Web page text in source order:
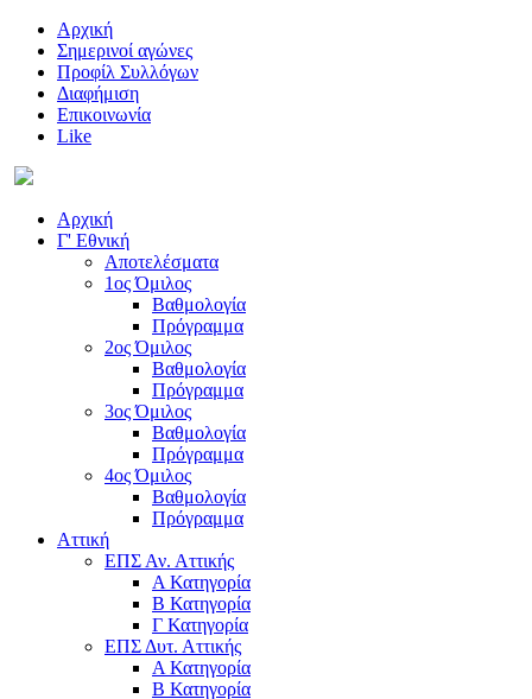
Αρχική
Σημερινοί αγώνες
Προφίλ Συλλόγων
Διαφήμιση
Επικοινωνία
Like
Αρχική
Γ' Εθνική
Αποτελέσματα
1ος Όμιλος
Βαθμολογία
Πρόγραμμα
2ος Όμιλος
Βαθμολογία
Πρόγραμμα
3ος Όμιλος
Βαθμολογία
Πρόγραμμα
4ος Όμιλος
Βαθμολογία
Πρόγραμμα
Αττική
ΕΠΣ Αν. Αττικής
Α Κατηγορία
Β Κατηγορία
Γ Κατηγορία
ΕΠΣ Δυτ. Αττικής
Α Κατηγορία
Β Κατηγορία